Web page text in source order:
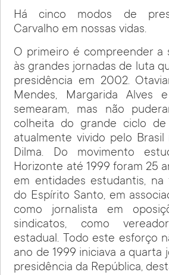
Há cinco modos de
Carvalho em nossas vidas.
O primeiro é compreender a
às grandes jornadas de luta
presidência em 2002.
Mendes, Margarida Alves
semearam, mas não
colheita do grande ciclo de
atualmente vivido pelo
Dilma. Do movimento
Horizonte até 1999 foram 25
em entidades estudantis, na
do Espírito Santo, em
como jornalista em
sindicatos, como
estadual. Todo este esforço
ano de 1999 iniciava a quarta
presidência da República,